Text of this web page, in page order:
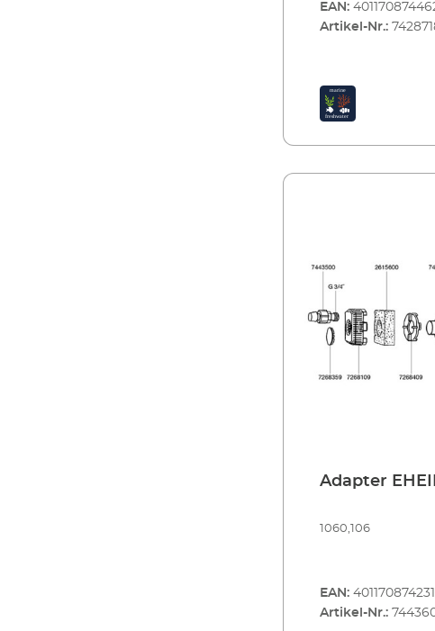
professionel 4e+
EAN:
Artikel-Nr.:
Adapter
1060,106
EAN:
Artikel-Nr.: